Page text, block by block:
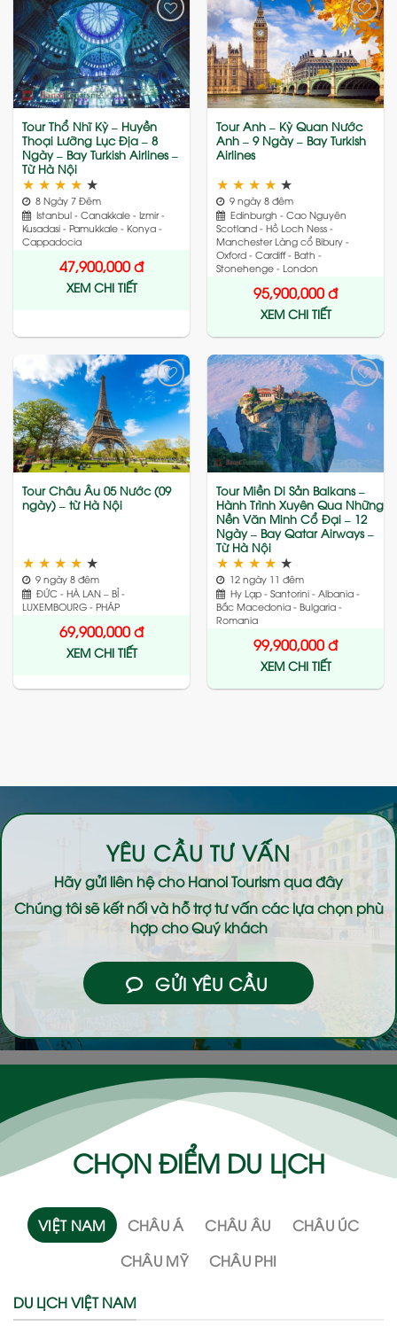
Add
to
wishlist
Tour Thổ Nhĩ Kỳ – Huyền
Thoại Lưỡng Lục Địa – 8
Ngày – Bay Turkish Airlines –
Từ Hà Nội
★ ★ ★ ★ ★
8 Ngày 7 Đêm
Istanbul - Canakkale - Izmir -
Kusadasi - Pamukkale - Konya -
Cappadocia
47,900,000đ
XEM CHI TIẾT
Add
to
wishlist
Tour Anh – Kỳ Quan Nước
Anh – 9 Ngày – Bay Turkish
Airlines
★ ★ ★ ★ ★
9 ngày 8 đêm
Edinburgh - Cao Nguyên
Scotland - Hồ Loch Ness -
Manchester Làng cổ Bibury -
Oxford - Cardiff - Bath -
Stonehenge - London
95,900,000đ
XEM CHI TIẾT
Add
to
wishlist
Tour Châu Âu 05 Nước (09
ngày) – từ Hà Nội
★ ★ ★ ★ ★
9 ngày 8 đêm
ĐỨC - HÀ LAN – BỈ -
LUXEMBOURG - PHÁP
69,900,000đ
XEM CHI TIẾT
Add
to
wishlist
Tour Miền Di Sản Balkans –
Hành Trình Xuyên Qua Những
Nền Văn Minh Cổ Đại – 12
Ngày – Bay Qatar Airways –
Từ Hà Nội
★ ★ ★ ★ ★
12 ngày 11 đêm
Hy Lạp - Santorini - Albania -
Bắc Macedonia - Bulgaria -
Romania
99,900,000đ
XEM CHI TIẾT
YÊU CẦU TƯ VẤN
Hãy gửi liên hệ choHanoi Tourismqua đây
Chúng tôi sẽ kết nối và hỗ trợ tư vấn các lựa chọn phù
hợp cho Quý khách
GỬI YÊU CẦU
CHỌN ĐIỂM DU LỊCH
VIỆT NAM CHÂU Á CHÂU ÂU
CHÂU ÚC
CHÂU MỸ
CHÂU PHI
DU LỊCH VIỆT NAM